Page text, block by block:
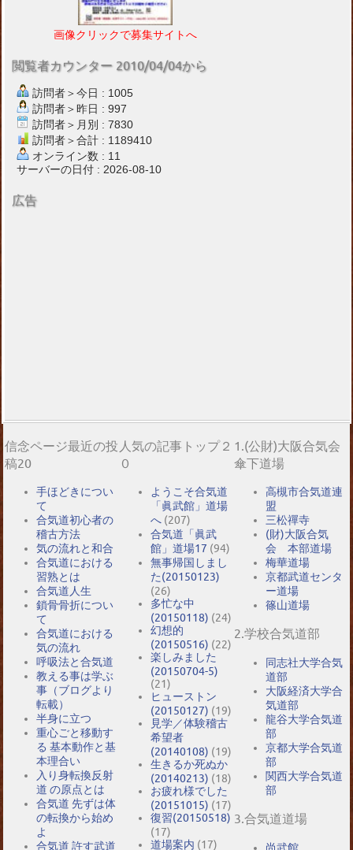
画像クリックで募集サイトへ
閲覧者カウンター 2010/04/04から
訪問者＞今日 : 1005
訪問者＞昨日 : 997
訪問者＞月別 : 7830
訪問者＞合計 : 1189410
オンライン数 : 11
サーバーの日付 : 2026-08-10
広告
信念ページ最近の投
稿20
手ほどきについ
て
合気道初心者の
稽古方法
気の流れと和合
合気道における
習熟とは
合気道人生
鎖骨骨折につい
て
合気道における
気の流れ
呼吸法と合気道
教える事は学ぶ
事（ブログより
転載）
半身に立つ
重心ごと移動す
る 基本動作と基
本理合い
入り身転換反射
道 の原点とは
合気道 先ずは体
の転換から始め
よ
合気道 許す武道
人気の記事トップ２
０
ようこそ合気道
「眞武館」道場
へ (207)
合気道「眞武
館」道場17 (94)
無事帰国しまし
た(20150123)
(26)
多忙な中
(20150118) (24)
幻想的
(20150516) (22)
楽しみました
(20150704-5)
(21)
ヒューストン
(20150127) (19)
見学／体験稽古
希望者
(20140108) (19)
生きるか死ぬか
(20140213) (18)
お疲れ様でした
(20151015) (17)
復習(20150518)
(17)
道場案内 (17)
1.(公財)大阪合気会
傘下道場
高槻市合気道連
盟
三松禪寺
(財)大阪合気
会 本部道場
梅華道場
京都武道センタ
ー道場
篠山道場
2.学校合気道部
同志社大学合気
道部
大阪経済大学合
気道部
龍谷大学合気道
部
京都大学合気道
部
関西大学合気道
部
3.合気道道場
尚武館